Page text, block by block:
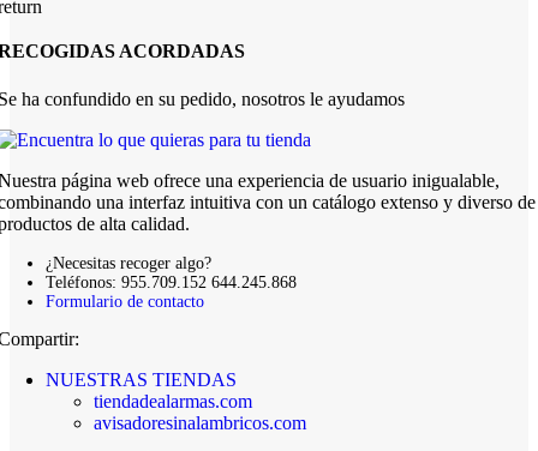
ACORDADAS
ha confundido en su pedido, nosotros le ayudamos
página web ofrece una experiencia de usuario inigualable,
una interfaz intuitiva con un catálogo extenso y diverso de
de alta calidad.
¿Necesitas recoger algo?
Teléfonos: 955.709.152 644.245.868
Formulario de contacto
NUESTRAS TIENDAS
tiendadealarmas.com
avisadoresinalambricos.com